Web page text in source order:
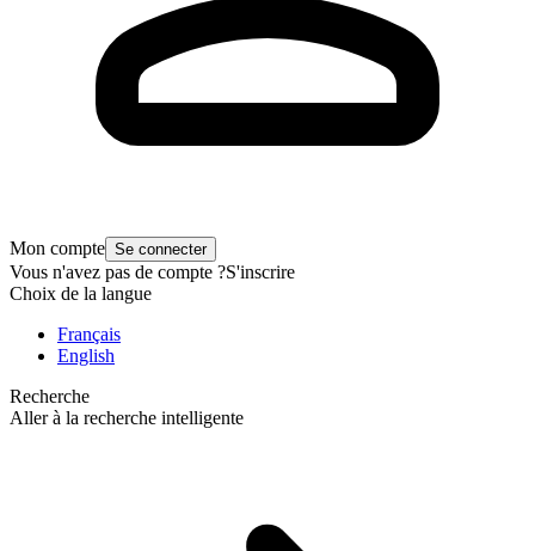
Mon compte Se connecter
Vous n'avez pas de compte ?S'inscrire
Choix de la langue
Français
English
Recherche
Aller à la recherche intelligente